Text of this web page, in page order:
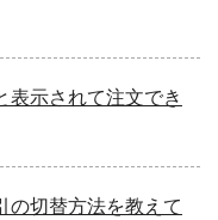
表示されて注文でき
の切替方法を教えて